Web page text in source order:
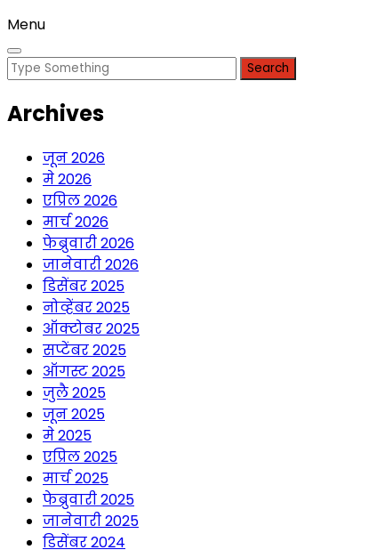
Menu
Search
Archives
जून 2026
मे 2026
एप्रिल 2026
मार्च 2026
फेब्रुवारी 2026
जानेवारी 2026
डिसेंबर 2025
नोव्हेंबर 2025
ऑक्टोबर 2025
सप्टेंबर 2025
ऑगस्ट 2025
जुलै 2025
जून 2025
मे 2025
एप्रिल 2025
मार्च 2025
फेब्रुवारी 2025
जानेवारी 2025
डिसेंबर 2024